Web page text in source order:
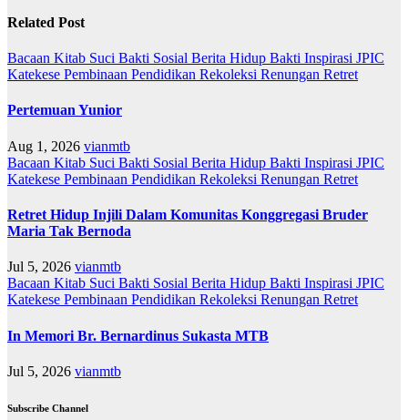
Related Post
Bacaan Kitab Suci Bakti Sosial Berita Hidup Bakti Inspirasi JPIC
Katekese Pembinaan Pendidikan Rekoleksi Renungan Retret
Pertemuan Yunior
Aug 1, 2026 vianmtb
Bacaan Kitab Suci Bakti Sosial Berita Hidup Bakti Inspirasi JPIC
Katekese Pembinaan Pendidikan Rekoleksi Renungan Retret
Retret Hidup Injili Dalam Komunitas Konggregasi Bruder
Maria Tak Bernoda
Jul 5, 2026 vianmtb
Bacaan Kitab Suci Bakti Sosial Berita Hidup Bakti Inspirasi JPIC
Katekese Pembinaan Pendidikan Rekoleksi Renungan Retret
In Memori Br. Bernardinus Sukasta MTB
Jul 5, 2026 vianmtb
Subscribe Channel